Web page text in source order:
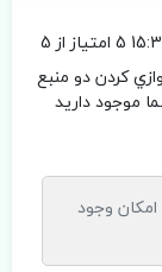
5 امتیاز از 5
و ١٠ امپر امكان موازي كردن دو منبع
هست كه شما موجود داريد
وجود